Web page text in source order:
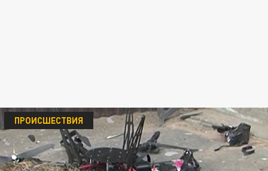
ПРОИСШЕСТВИЯ